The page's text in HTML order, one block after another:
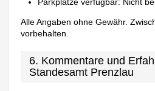
Alle Angaben ohne Gewähr.
vorbehalten.
6. Kommentare und
Standesamt Prenzlau